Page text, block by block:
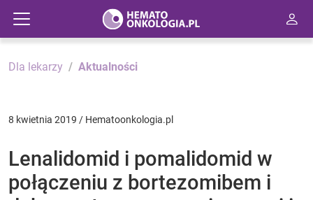
Dla lekarzy Aktualności
8 kwietnia 2019 / Hematoonkologia.pl
Lenalidomid i pomalidomid w
połączeniu z bortezomibem i